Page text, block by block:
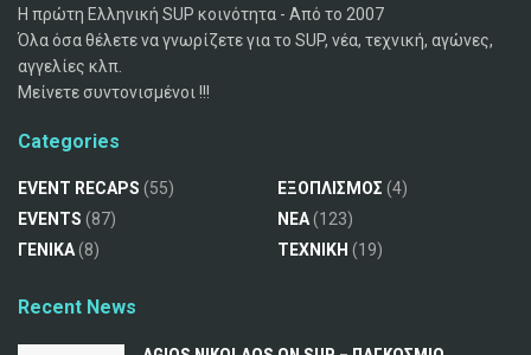
Η πρώτη Ελληνική SUP κοινότητα - Από το 2007
Όλα όσα θέλετε να γνωρίζετε για το SUP, νέα, τεχνική, αγώνες,
αγγελίες κλπ.
Μείνετε συντονισμένοι !!!
Categories
EVENT RECAPS (55)
EVENTS (87)
ΓΕΝΙΚΑ(8)
ΕΞΟΠΛΙΣΜΟΣ (4)
ΝΕΑ(123)
ΤΕΧΝΙΚΗ (19)
Recent News